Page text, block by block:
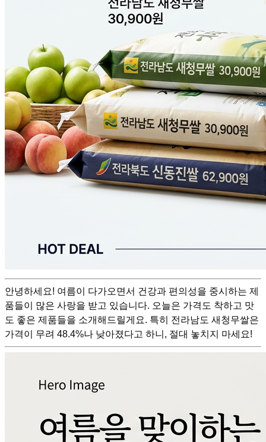
안녕하세요! 여름이 다가오면서 건강과 편의성을 중시하는 제
품들이 많은 사랑을 받고 있습니다. 오늘은 가격도 착하고 맛
도 좋은 제품들을 소개해드릴게요. 특히 전라남도 새청무쌀은
가격이 무려 48.4%나 낮아졌다고 하니, 절대 놓치지 마세요!